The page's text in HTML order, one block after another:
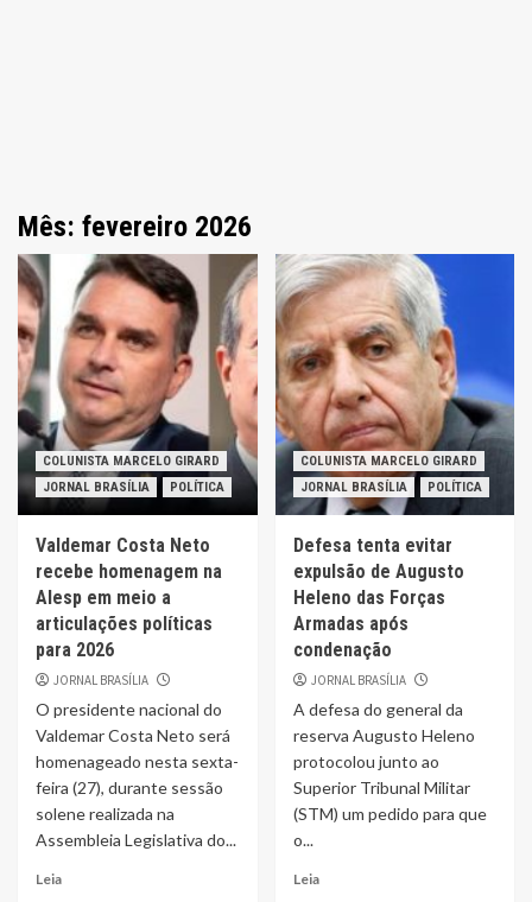
Mês: fevereiro 2026
COLUNISTA MARCELO GIRARD
JORNAL BRASÍLIA
POLÍTICA
Valdemar Costa Neto
recebe homenagem na
Alesp em meio a
articulações políticas
para 2026
JORNAL BRASÍLIA
O presidente nacional do
Valdemar Costa Neto será
homenageado nesta sexta-
feira (27), durante sessão
solene realizada na
Assembleia Legislativa do...
Leia
COLUNISTA MARCELO GIRARD
JORNAL BRASÍLIA
POLÍTICA
Defesa tenta evitar
expulsão de Augusto
Heleno das Forças
Armadas após
condenação
JORNAL BRASÍLIA
A defesa do general da
reserva Augusto Heleno
protocolou junto ao
Superior Tribunal Militar
(STM) um pedido para que
o...
Leia